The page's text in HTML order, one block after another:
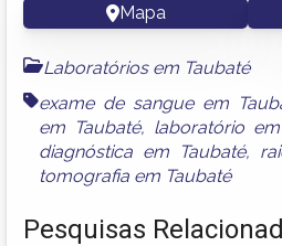
Mapa
Laboratórios em Taubaté
exame de sangue em
em Taubaté, laboratório
diagnóstica em Taubaté,
tomografia em Taubaté
Pesquisas